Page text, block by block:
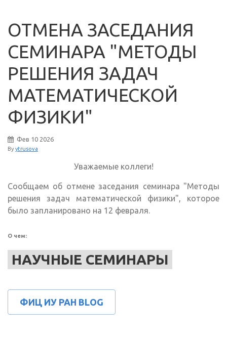
ОТМЕНА ЗАСЕДАНИЯ
СЕМИНАРА "МЕТОДЫ
РЕШЕНИЯ ЗАДАЧ
МАТЕМАТИЧЕСКОЙ
ФИЗИКИ"
Фев 10 2026
By ytrusova
Уважаемые коллеги!
Сообщаем об отмене заседания семинара "Методы
решения задач математической физики", которое
было запланировано на 12 февраля.
О чем:
НАУЧНЫЕ СЕМИНАРЫ
ФИЦ ИУ РАН BLOG